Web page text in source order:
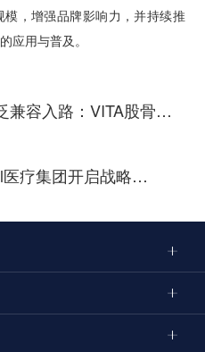
，增强品牌影响力，并持续推
应用与普及。
兼容入路：VITA股骨…
医疗集团开启战略…